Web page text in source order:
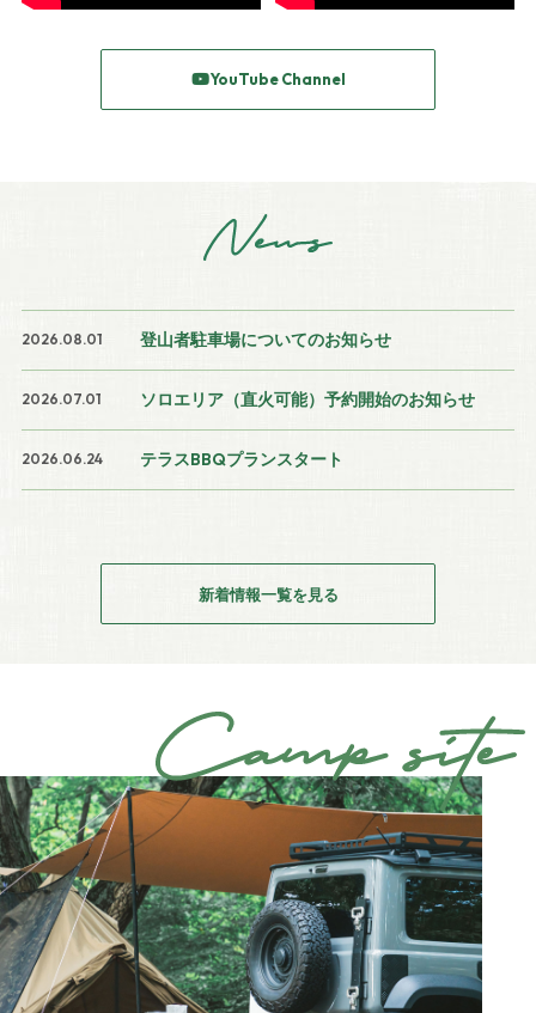
YouTube Channel
2026.08.01 登山者駐車場についてのお知らせ
2026.07.01 ソロエリア（直火可能）予約開始のお知らせ
2026.06.24 テラスBBQプランスタート
新着情報一覧を見る